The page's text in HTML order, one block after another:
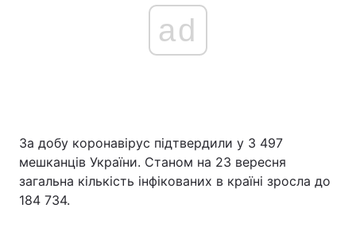
ad
За добу коронавірус підтвердили у 3 497
мешканців України. Станом на 23 вересня
загальна кількість інфікованих в країні зросла до
184 734.